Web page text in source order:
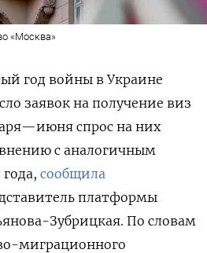
«Москва»
год войны в Украине
заявок на получение виз
спрос на них
с аналогичным
сообщила
платформы
Зубрицкая. По словам
миграционного